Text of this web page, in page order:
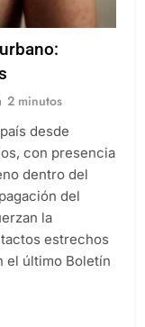
2 minutos
desde
con presencia
dentro del
del
la
estrechos
el último Boletín